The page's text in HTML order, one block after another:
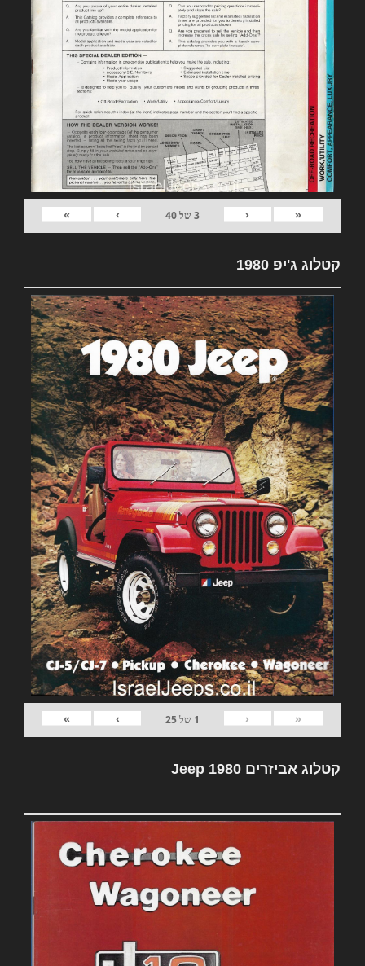
«
‹
3של40
›
»
קטלוג ג'יפ 1980
«
‹
1 של25
›
»
קטלוג אביזרים Jeep 1980